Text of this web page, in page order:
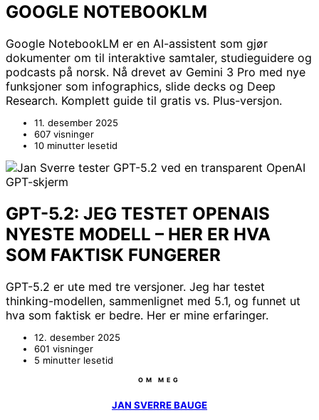
GOOGLE NOTEBOOKLM
Google NotebookLM er en AI-assistent som gjør
dokumenter om til interaktive samtaler, studieguidere og
podcasts på norsk. Nå drevet av Gemini 3 Pro med nye
funksjoner som infographics, slide decks og Deep
Research. Komplett guide til gratis vs. Plus-versjon.
11. desember 2025
607 visninger
10 minutter lesetid
GPT-5.2: JEG TESTET OPENAIS
NYESTE MODELL – HER ER HVA
SOM FAKTISK FUNGERER
GPT-5.2 er ute med tre versjoner. Jeg har testet
thinking-modellen, sammenlignet med 5.1, og funnet ut
hva som faktisk er bedre. Her er mine erfaringer.
12. desember 2025
601 visninger
5 minutter lesetid
OM MEG
JAN SVERRE BAUGE